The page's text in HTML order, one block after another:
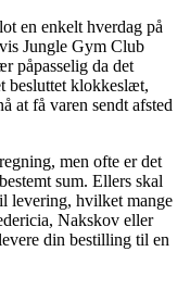
en enkelt hverdag på
Jungle Gym Club
påpasselig da det
besluttet klokkeslæt,
at få varen sendt afsted
men ofte er det
sum. Ellers skal
levering, hvilket mange
Nakskov eller
din bestilling til en